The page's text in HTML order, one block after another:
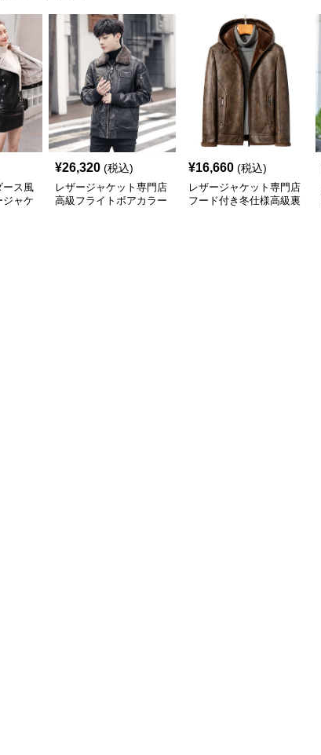
ース風
ジャケ
¥26,320 (税込)
レザージャケット専門店
高級フライトボアカラー
¥16,660 (税込)
レザージャケット専門店
フード付き冬仕様高級裏